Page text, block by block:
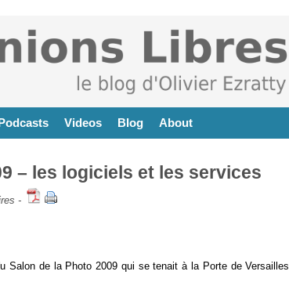
Videos Blog About
– les logiciels et les services
-
Salon de la Photo 2009 qui se tenait à la Porte de